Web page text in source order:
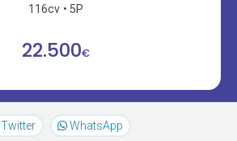
116cv
5P
22.500€
Twitter WhatsApp